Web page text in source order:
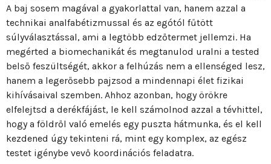
A baj sosem magával a gyakorlattal van, hanem azzal a
technikai analfabétizmussal és az egótól fűtött
súlyválasztással, ami a legtöbb edzőtermet jellemzi. Ha
megérted a biomechanikát és megtanulod uralni a tested
belső feszültségét, akkor a felhúzás nem a ellenséged lesz,
hanem a legerősebb pajzsod a mindennapi élet fizikai
kihívásaival szemben. Ahhoz azonban, hogy örökre
elfelejtsd a derékfájást, le kell számolnod azzal a tévhittel,
hogy a földről való emelés egy puszta hátmunka, és el kell
kezdened úgy tekinteni rá, mint egy komplex, az egész
testet igénybe vevő koordinációs feladatra.